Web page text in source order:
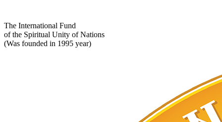
The International Fund
of the Spiritual Unity of Nations
(Was founded in 1995 year)